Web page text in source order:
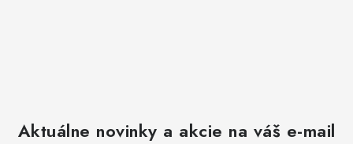
Aktuálne novinky a akcie na váš e-mail